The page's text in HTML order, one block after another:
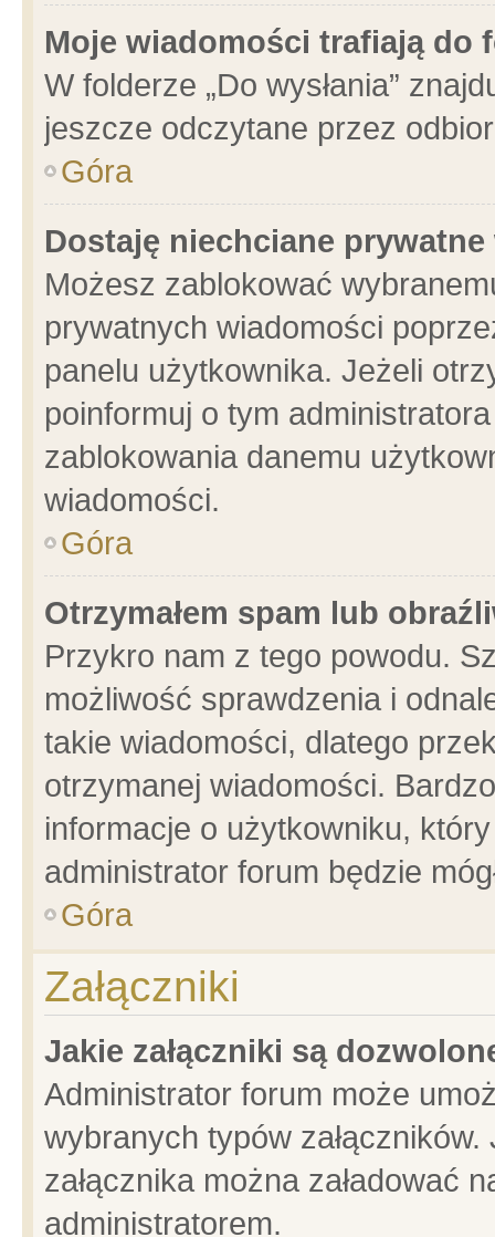
Moje wiadomości trafiają do
W folderze „Do wysłania”
jeszcze odczytane przez
Góra
Dostaję niechciane
Możesz zablokować
prywatnych wiadomości
panelu użytkownika. Jeżeli
poinformuj o tym
zablokowania danemu
wiadomości.
Góra
Otrzymałem spam lub
Przykro nam z tego powodu.
możliwość sprawdzenia i
takie wiadomości, dlatego
otrzymanej wiadomości.
informacje o użytkowniku,
administrator forum będzie
Góra
Załączniki
Jakie załączniki są
Administrator forum może
wybranych typów
załącznika można załadować
administratorem.